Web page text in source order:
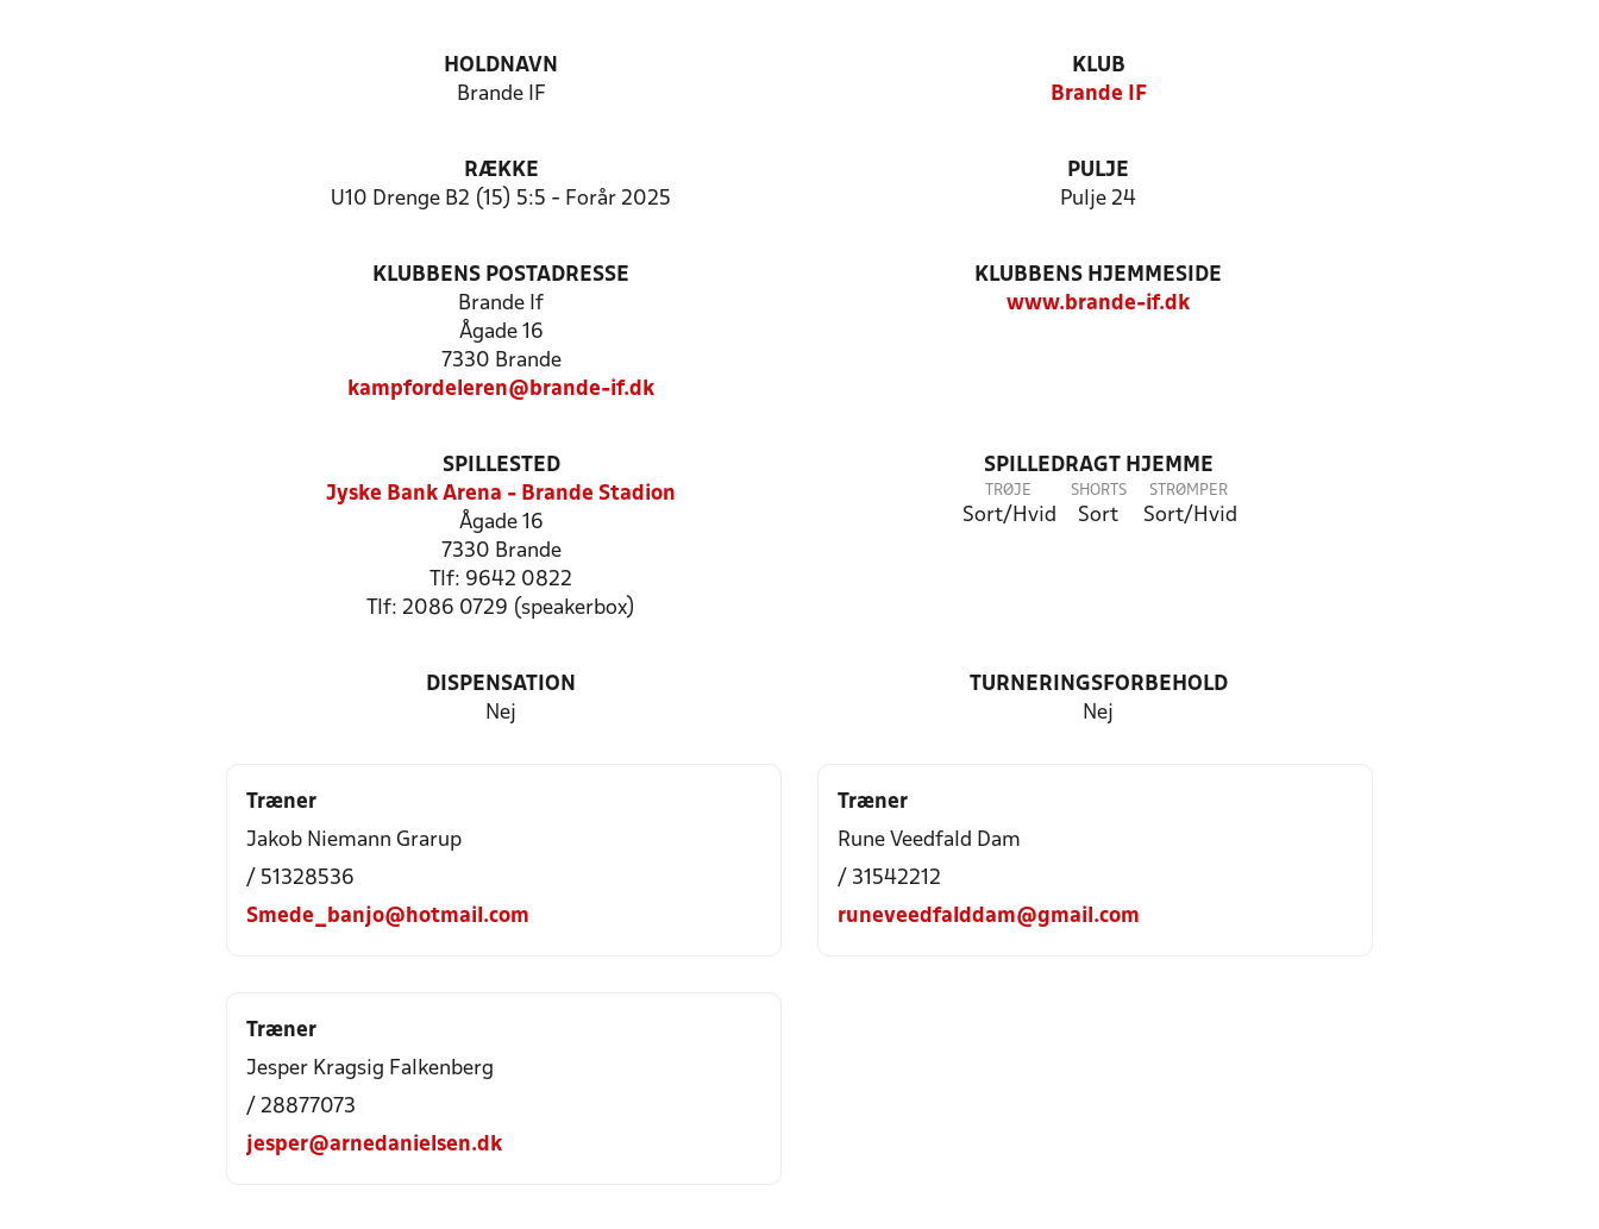
HOLDNAVN
Brande IF
KLUB
Brande IF
RÆKKE
U10 Drenge B2 (15) 5:5 - Forår 2025
PULJE
Pulje 24
KLUBBENS POSTADRESSE
Brande If
Ågade 16
7330 Brande
kampfordeleren@brande-if.dk
KLUBBENS HJEMMESIDE
www.brande-if.dk
SPILLESTED
Jyske Bank Arena - Brande Stadion
Ågade 16
7330 Brande
Tlf: 9642 0822
Tlf: 2086 0729 (speakerbox)
SPILLEDRAGT HJEMME
TRØJE
Sort/Hvid
SHORTS
Sort
STRØMPER
Sort/Hvid
DISPENSATION
Nej
TURNERINGSFORBEHOLD
Nej
Træner
Jakob Niemann Grarup
/ 51328536
Smede_banjo@hotmail.com
Træner
Rune Veedfald Dam
/ 31542212
runeveedfalddam@gmail.com
Træner
Jesper Kragsig Falkenberg
/ 28877073
jesper@arnedanielsen.dk